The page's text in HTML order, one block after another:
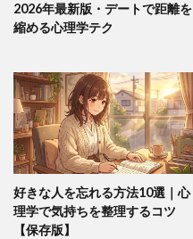
2026年最新版・デートで距離を
縮める心理学テク
好きな人を忘れる方法10選｜心
理学で気持ちを整理するコツ
【保存版】